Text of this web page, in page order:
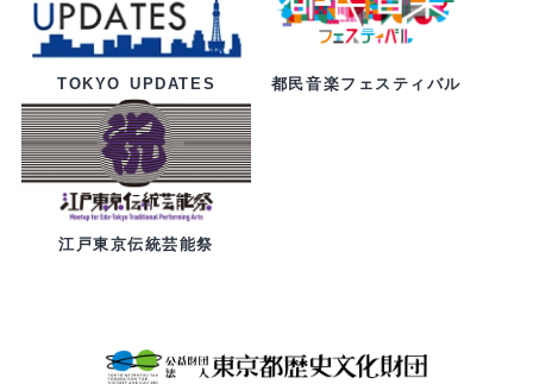
TOKYO UPDATES 都民音楽フェスティバル
江戸東京伝統芸能祭